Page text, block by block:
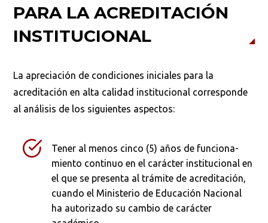
PARA LA ACREDITACIÓN
INSTITUCIONAL
La apreciación de condiciones iniciales para la
acreditación en alta calidad institucional corresponde
al análisis de los siguientes as­pectos:
Tener al menos cinco (5) años de funciona­
miento continuo en el carácter institucional en
el que se presenta al trámite de acredita­ción,
cuando el Ministerio de Educación Na­cional
ha autorizado su cambio de carácter